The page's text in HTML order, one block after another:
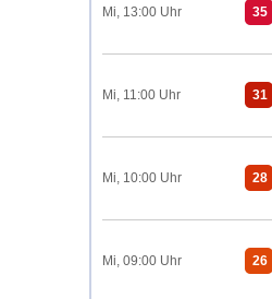
Mi, 13:00 Uhr 35
Mi, 11:00 Uhr 31
Mi, 10:00 Uhr 28
Mi, 09:00 Uhr 26